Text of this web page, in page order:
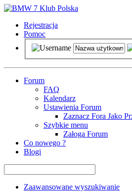
Rejestracja
Pomoc
Forum
FAQ
Kalendarz
Ustawienia Forum
Zaznacz Fora Jako
Szybkie menu
Załoga Forum
Co nowego ?
Blogi
Zaawansowane wyszukiwanie